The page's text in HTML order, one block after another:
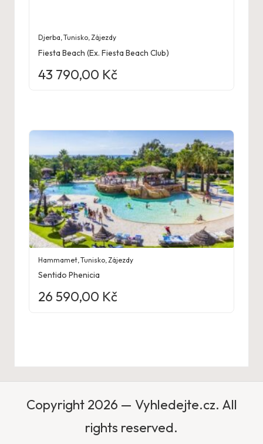
Djerba,Tunisko,Zájezdy
Fiesta Beach (Ex. Fiesta Beach Club)
43 790,00 Kč
Hammamet ,Tunisko Zájezdy
Sentido Phenicia
26 590,00 Kč
Copyright 2026 — Vyhledejte.cz. All
rights reserved.